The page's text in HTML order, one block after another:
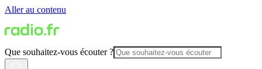
Aller au contenu
Que souhaitez-vous écouter ?